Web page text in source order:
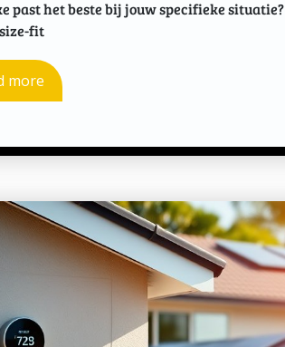
past het beste bij jouw specifieke
fit
more